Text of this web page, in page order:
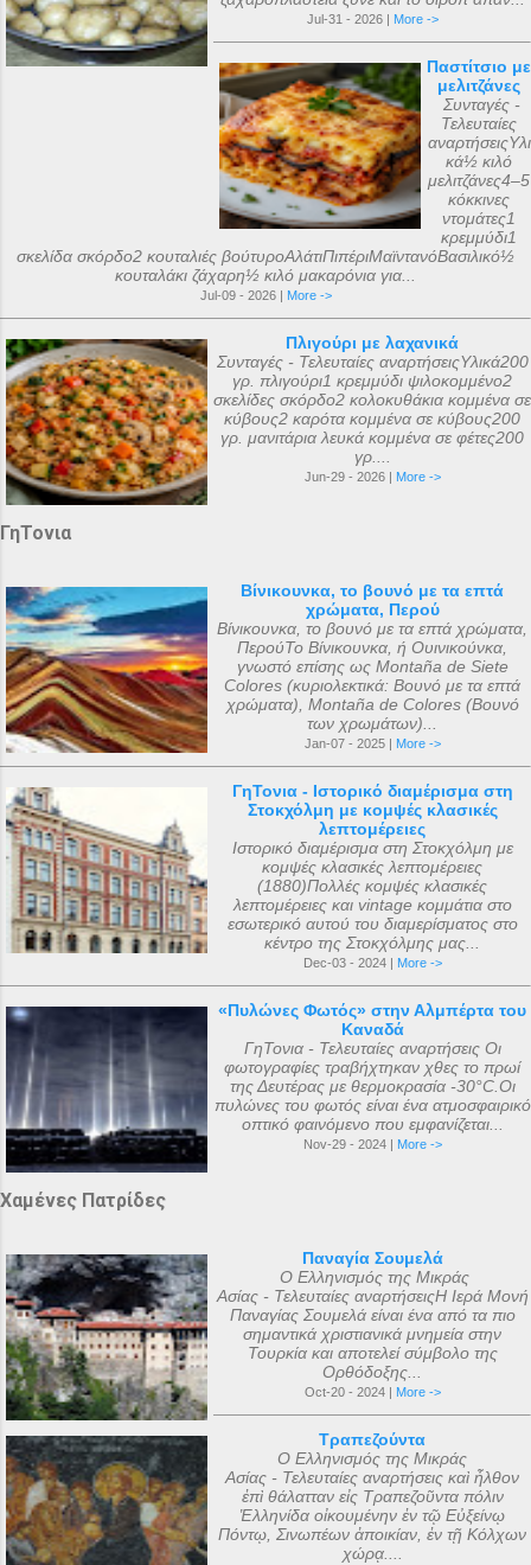
Jul-31 - 2026 | More ->
Παστίτσιο με
μελιτζάνες
Συνταγές -
Τελευταίες
αναρτήσειςΥλι
κά½ κιλό
μελιτζάνες4–5
κόκκινες
ντομάτες1
κρεμμύδι1
σκελίδα σκόρδο2 κουταλιές βούτυροΑλάτιΠιπέριΜαϊντανόΒασιλικό½
κουταλάκι ζάχαρη½ κιλό μακαρόνια για...
Jul-09 - 2026 | More ->
Πλιγούρι με λαχανικά
Συνταγές - Τελευταίες αναρτήσειςΥλικά200
γρ. πλιγούρι1 κρεμμύδι ψιλοκομμένο2
σκελίδες σκόρδο2 κολοκυθάκια κομμένα σε
κύβους2 καρότα κομμένα σε κύβους200
γρ. μανιτάρια λευκά κομμένα σε φέτες200
γρ....
Jun-29 - 2026 | More ->
ΓηΤονια
Βίνικουνκα, το βουνό με τα επτά
χρώματα, Περού
Βίνικουνκα, το βουνό με τα επτά χρώματα,
ΠερούΤο Βίνικουνκα, ή Ουινικούνκα,
γνωστό επίσης ως Montaña de Siete
Colores (κυριολεκτικά: Βουνό με τα επτά
χρώματα), Montaña de Colores (Βουνό
των χρωμάτων)...
Jan-07 - 2025 | More ->
ΓηΤονια - Ιστορικό διαμέρισμα στη
Στοκχόλμη με κομψές κλασικές
λεπτομέρειες
Ιστορικό διαμέρισμα στη Στοκχόλμη με
κομψές κλασικές λεπτομέρειες
(1880)Πολλές κομψές κλασικές
λεπτομέρειες και vintage κομμάτια στο
εσωτερικό αυτού του διαμερίσματος στο
κέντρο της Στοκχόλμης μας...
Dec-03 - 2024 | More ->
«Πυλώνες Φωτός» στην Αλμπέρτα του
Καναδά
ΓηΤονια - Τελευταίες αναρτήσεις Οι
φωτογραφίες τραβήχτηκαν χθες το πρωί
της Δευτέρας με θερμοκρασία -30°C.Οι
πυλώνες του φωτός είναι ένα ατμοσφαιρικό
οπτικό φαινόμενο που εμφανίζεται...
Nov-29 - 2024 | More ->
Χαμένες Πατρίδες
Παναγία Σουμελά
Ο Ελληνισμός της Μικράς
Ασίας - Τελευταίες αναρτήσειςΗ Ιερά Μονή
Παναγίας Σουμελά είναι ένα από τα πιο
σημαντικά χριστιανικά μνημεία στην
Τουρκία και αποτελεί σύμβολο της
Ορθόδοξης...
Oct-20 - 2024 | More ->
Τραπεζούντα
Ο Ελληνισμός της Μικράς
Ασίας - Τελευταίες αναρτήσεις καὶ ἦλθον
ἐπὶ θάλατταν εἰς Τραπεζοῦντα πόλιν
Ἑλληνίδα οἰκουμένην ἐν τῷ Εὐξείνῳ
Πόντῳ, Σινωπέων ἀποικίαν, ἐν τῇ Κόλχων
χώρᾳ....